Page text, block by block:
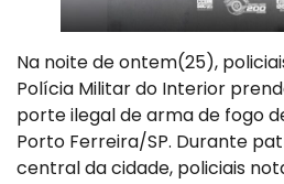
Na noite de ontem(25),
Polícia Militar do Interior
porte ilegal de arma de fogo
Porto Ferreira/SP. Durante
central da cidade, policiais